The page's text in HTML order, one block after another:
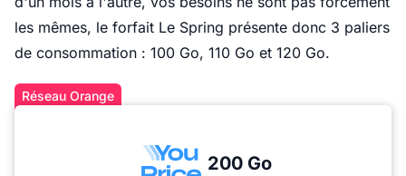
les mêmes, le forfait Le Spring présente donc 3 paliers
de consommation : 100 Go, 110 Go et 120 Go.
Réseau Orange
200 Go